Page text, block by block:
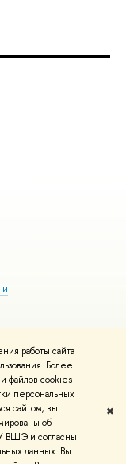
работы сайта
Более
файлов cookies
персональных
сайтом, вы
об
ВШЭ и согласны
данных. Вы
✖
использования
сайта